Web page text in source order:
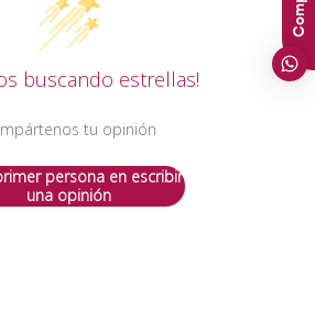
buscando estrellas!
tu opinión
persona en escribir
una opinión